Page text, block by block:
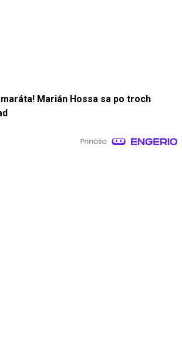
Marián Hossa sa po troch